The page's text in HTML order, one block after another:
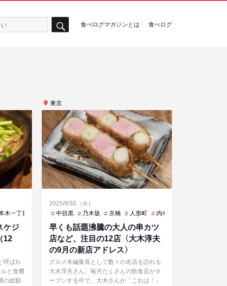
食べログマガジンとは 食べログ
丁目 内幸町 四谷三丁目 国領 大塚 小川町 巣鴨
木一丁目 内幸町 参宮橋 広尾 新大阪 新宿 新日本橋
ケジ
12
呼ばれ
と食費
の総額
東京
2025/9/30（火）
中目黒
乃木坂 京橋 人形町 内幸町
早くも話題沸騰の大人の串カツ
店など、注目の12店〈大木淳夫
の9月の新店アドレス〉
グルメ本編集長として数々の名店を訪れる
大木淳夫さん。毎月たくさんの飲食店がオ
ープンする中で、大木さんが「これは！」